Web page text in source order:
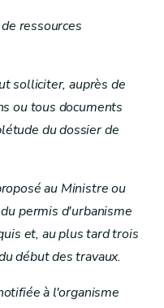
ressources
solliciter, auprès de
ou tous documents
du dossier de
au Ministre ou
permis d'urbanisme
et, au plus tard trois
début des travaux.
à l'organisme